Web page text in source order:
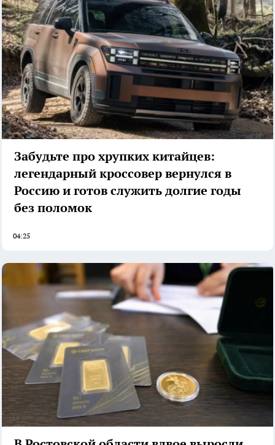
Забудьте про хрупких китайцев:
легендарный кроссовер вернулся в
Россию и готов служить долгие годы
без поломок
04:25